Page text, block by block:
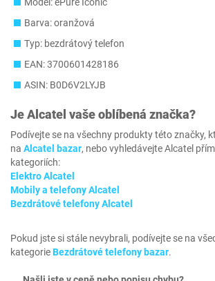
Barva: oranžová
Typ: bezdrátový telefon
EAN: 3700601428186
ASIN: B0D6V2LYJB
JeAlcatel vaše oblíbená značka?
Podívejte se na všechny produkty této značky,
na Alcatel bazar, nebo vyhledávejte Alcatel
kategoriích:
Elektro Alcatel
Mobily a telefony Alcatel
Bezdrátové telefony Alcatel
Pokud jste si stále nevybrali, podívejte se na
kategorieBezdrátové telefony bazar.